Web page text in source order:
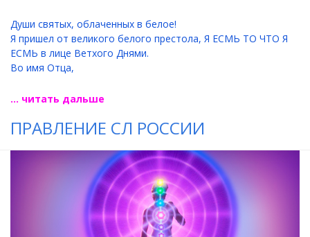
Души святых, облаченных в белое!
Я пришел от великого белого престола, Я ЕСМЬ ТО ЧТО Я
ЕСМЬ в лице Ветхого Днями.
Во имя Отца,
... читать дальше
ПРАВЛЕНИЕ СЛ РОССИИ